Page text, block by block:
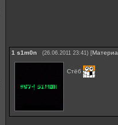
1 s1m0n (26.06.2011 23:41) [
Стёб